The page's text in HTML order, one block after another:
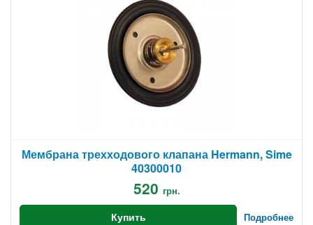
Мембрана трехходового клапана Hermann, Sime
40300010
520 грн.
Купить Подробнее